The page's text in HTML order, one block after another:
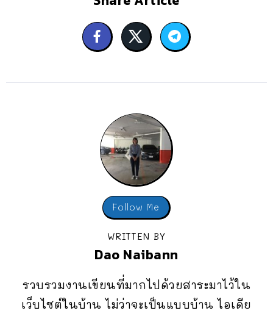
Follow Me
WRITTEN BY
Dao Naibann
รวบรวมงานเขียนที่มากไปด้วยสาระมาไว้ใน
เว็บไซต์ในบ้าน ไม่ว่าจะเป็นแบบบ้าน ไอเดีย